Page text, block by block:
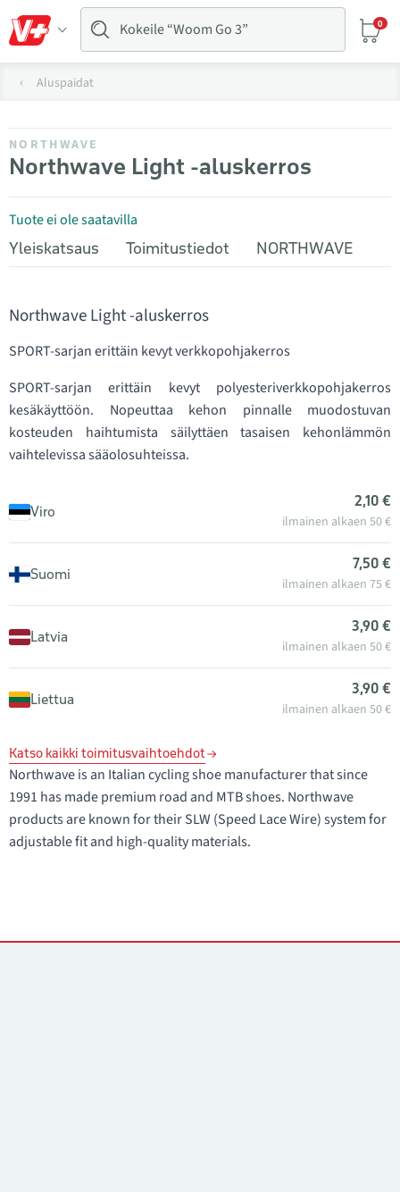
0
Aluspaidat
NORTHWAVE
Northwave Light -aluskerros
Tuote ei ole saatavilla
Yleiskatsaus
Toimitustiedot NORTHWAVE
Northwave Light -aluskerros
SPORT-sarjan erittäin kevyt verkkopohjakerros
SPORT-sarjan erittäin kevyt polyesteriverkkopohjakerros
kesäkäyttöön. Nopeuttaa kehon pinnalle muodostuvan
kosteuden haihtumista säilyttäen tasaisen kehonlämmön
vaihtelevissa sääolosuhteissa.
Viro
2,10 €
ilmainen alkaen 50 €
Suomi
7,50 €
ilmainen alkaen 75 €
Latvia
3,90 €
ilmainen alkaen 50 €
Liettua
3,90 €
ilmainen alkaen 50 €
Katso kaikki toimitusvaihtoehdot
Northwave is an Italian cycling shoe manufacturer that since
1991 has made premium road and MTB shoes. Northwave
products are known for their SLW (Speed Lace Wire) system for
adjustable fit and high-quality materials.